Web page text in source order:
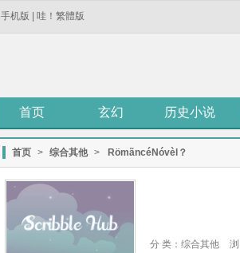
手机版 哇！繁體版
首页 玄幻 历史小说
首页 > 综合其他 > RömãncéNóvèl？
分 类： 综合其他 浏